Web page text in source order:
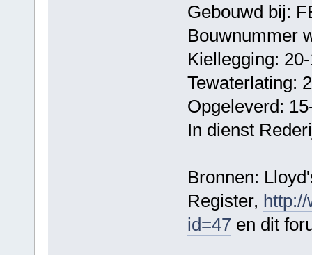
Gebouwd bij:
Bouwnummer
Kiellegging:
Tewaterlating:
Opgeleverd:
In dienst
Bronnen:
Register,
id=47en dit